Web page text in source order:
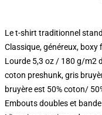
Le t-shirt traditionnel
Classique, généreux, boxy
Lourde 5,3 oz / 180 g/m2
coton preshunk, gris
bruyère est 50% coton/
Embouts doubles et